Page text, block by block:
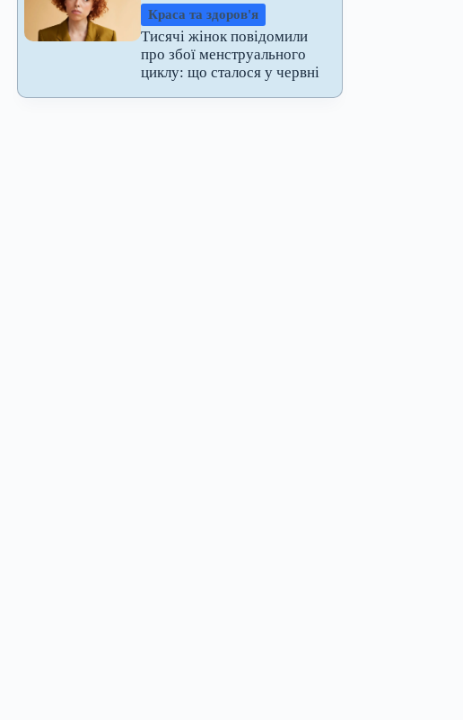
Краса та здоров'я
Тисячі жінок повідомили
про збої менструального
циклу: що сталося у червні